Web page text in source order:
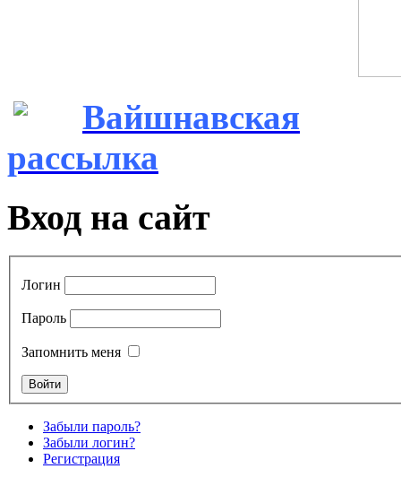
Вайшнавская
рассылка
Вход на сайт
Логин
Пароль
Запомнить меня
Забыли пароль?
Забыли логин?
Регистрация